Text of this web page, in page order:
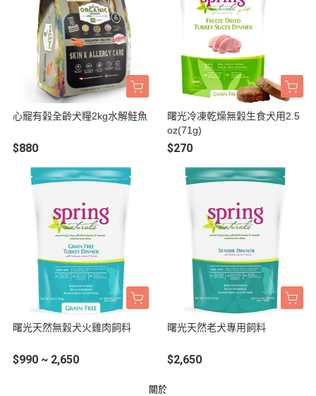
心寵有榖全齡犬糧2kg水解鮭魚
$880
曙光冷凍乾燥無穀生食犬用2.5
oz(71g)
$270
曙光天然無穀犬火雞肉飼料
$990 ~ 2,650
曙光天然老犬專用飼料
$2,650
關於